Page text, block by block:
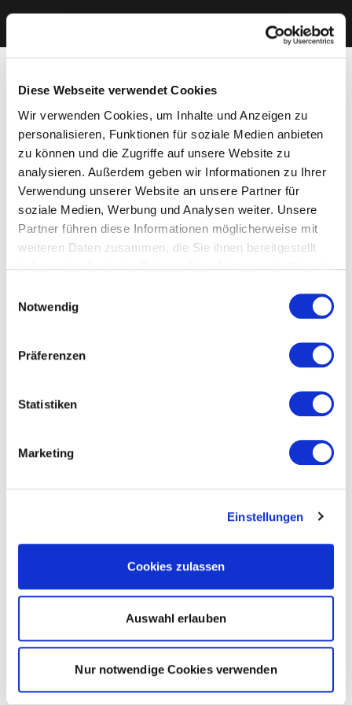
Diese Webseite verwendet Cookies
Wir verwenden Cookies, um Inhalte und Anzeigen zu
personalisieren, Funktionen für soziale Medien anbieten
zu können und die Zugriffe auf unsere Website zu
analysieren. Außerdem geben wir Informationen zu Ihrer
Verwendung unserer Website an unsere Partner für
soziale Medien, Werbung und Analysen weiter. Unsere
Partner führen diese Informationen möglicherweise mit
weiteren Daten zusammen, die Sie ihnen bereitgestellt
Cookies, wenn Sie unsere Webseite weiterhin nutzen.
Notwendig
Präferenzen
Statistiken
Marketing
Einstellungen
Cookies zulassen
Auswahl erlauben
Nur notwendige Cookies verwenden